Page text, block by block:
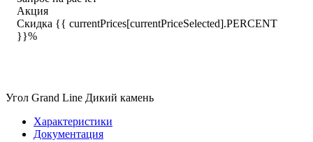
Акция
Скидка {{ currentPrices[currentPriceSelected].PERCENT
}}%
Угол Grand Line Дикий камень
Характеристики
Документация